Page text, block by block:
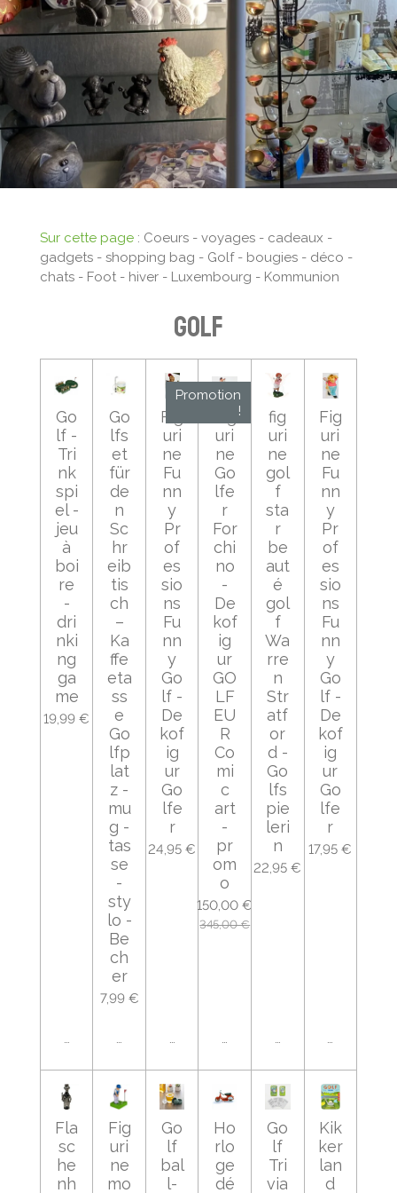
Sur cette page: Coeurs - voyages - cadeaux -
gadgets - shopping bag - Golf - bougies - déco -
chats - Foot - hiver - Luxembourg - Kommunion
GOLF
Go
lf -
Tri
nk
spi
el -
jeu
à
boi
re
-
dri
nki
ng
ga
me
19,99 €
Ajouter au panier
Go
lfs
et
für
de
n
Sc
hr
eib
tis
ch
–
Ka
ffe
eta
ss
e
Go
lfp
lat
z -
mu
g -
tas
se
-
sty
lo -
Be
ch
er
7,99 €
Ajouter au panier
Fig
uri
ne
Fu
nn
y
Pr
of
es
sio
ns
Fu
nn
y
Go
lf -
De
kof
ig
ur
Go
lfe
r
24,95 €
Ajouter au panier
Promotion
!
uri
ne
Go
lfe
r
For
chi
no
-
De
kof
ig
ur
GO
LF
EU
R
Co
mi
c
art
-
pr
om
o
150,00 €
345,00 €
Ajouter au panier
fig
uri
ne
gol
f
sta
r
be
aut
é
gol
f
Wa
rre
n
Str
atf
or
d -
Go
lfs
pie
leri
n
22,95 €
Ajouter au panier
Fig
uri
ne
Fu
nn
y
Pr
of
es
sio
ns
Fu
nn
y
Go
lf -
De
kof
ig
ur
Go
lfe
r
17,95 €
Ajouter au
Fla
sc
he
nh
Fig
uri
ne
mo
Go
lf
bal
l-
Ho
rlo
ge
dé
Go
lf
Tri
via
Kik
ker
lan
d